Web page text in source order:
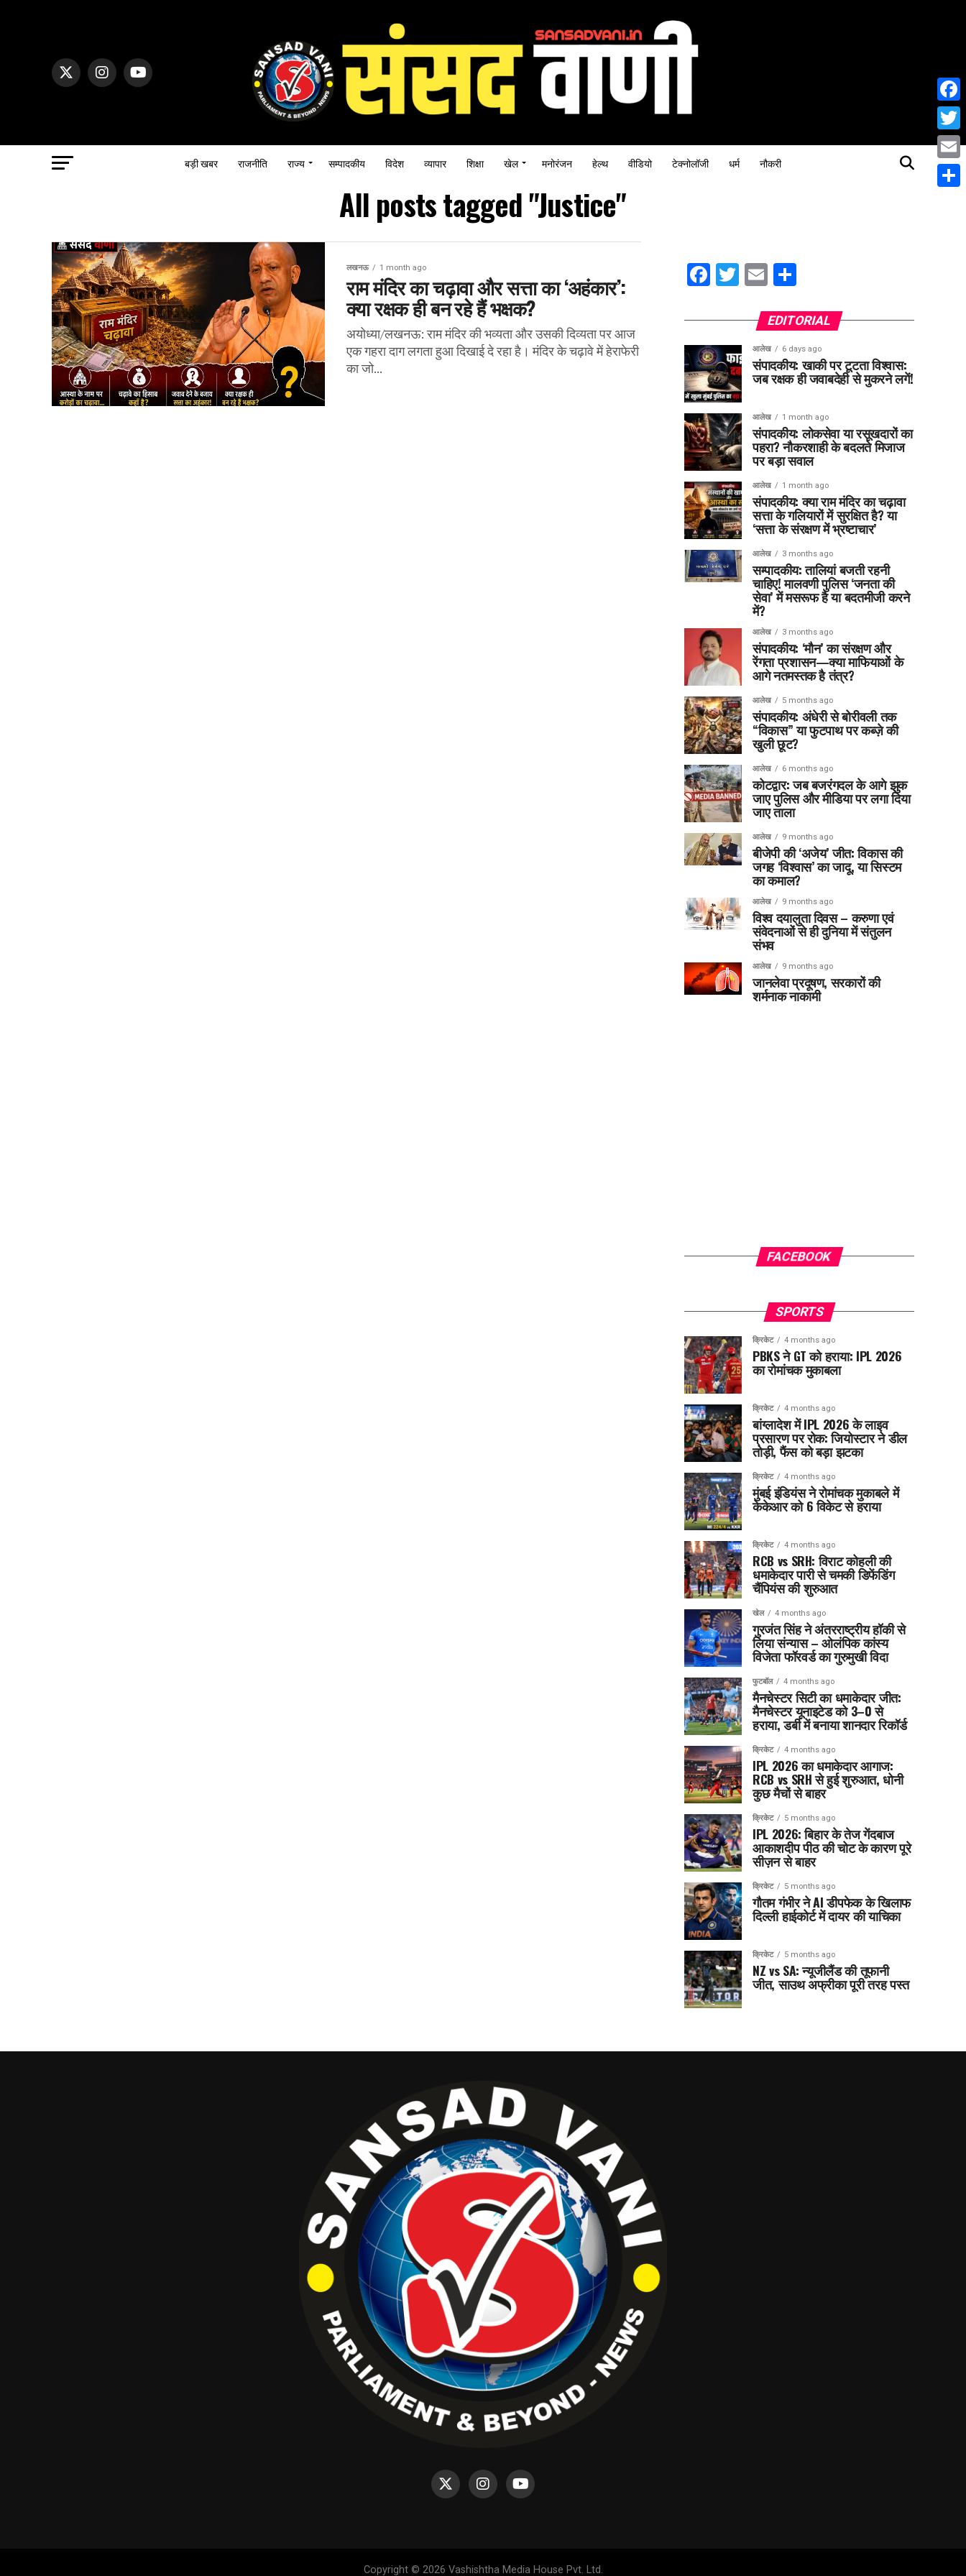
बड़ी खबर राजनीति राज्य सम्पादकीय विदेश व्यापार शिक्षा खेल मनोरंजन हेल्थ वीडियो टेक्नोलॉजी धर्म नौकरी
All posts tagged "Justice"
लखनऊ 1 month ago
राम मंदिर का चढ़ावा और सत्ता का ‘अहंकार’:
क्या रक्षक ही बन रहे हैं भक्षक?
अयोध्या/लखनऊ: राम मंदिर की भव्यता और उसकी दिव्यता पर आज
एक गहरा दाग लगता हुआ दिखाई दे रहा है। मंदिर के चढ़ावे में हेराफेरी
का जो...
Facebook
Twitter
Email
EDITORIAL
आलेख 6 days ago
संपादकीय: खाकी पर टूटता विश्वास:
जब रक्षक ही जवाबदेही से मुकरने लगें!
आलेख 1 month ago
संपादकीय: लोकसेवा या रसूखदारों का
पहरा? नौकरशाही के बदलते मिजाज
पर बड़ा सवाल
आलेख 1 month ago
संपादकीय: क्या राम मंदिर का चढ़ावा
सत्ता के गलियारों में सुरक्षित है? या
‘सत्ता के संरक्षण में भ्रष्टाचार’
आलेख 3 months ago
सम्पादकीय: तालियां बजती रहनी
चाहिए! मालवणी पुलिस ‘जनता की
सेवा’ में मसरूफ है या बदतमीजी करने
में?
आलेख 3 months ago
संपादकीय: ‘मौन’ का संरक्षण और
रेंगता प्रशासन—क्या माफियाओं के
आगे नतमस्तक है तंत्र?
आलेख 5 months ago
संपादकीय: अंधेरी से बोरीवली तक
“विकास” या फुटपाथ पर कब्ज़े की
खुली छूट?
आलेख 6 months ago
कोटद्वार: जब बजरंगदल के आगे झुक
जाए पुलिस और मीडिया पर लगा दिया
जाए ताला
आलेख 9 months ago
बीजेपी की ‘अजेय’ जीत: विकास की
जगह ‘विश्वास’ का जादू, या सिस्टम
का कमाल?
आलेख 9 months ago
विश्व दयालुता दिवस – करुणा एवं
संवेदनाओं से ही दुनिया में संतुलन
संभव
आलेख 9 months ago
जानलेवा प्रदूषण, सरकारों की
शर्मनाक नाकामी
FACEBOOK
SPORTS
क्रिकेट 4 months ago
PBKS ने GT को हराया: IPL 2026
का रोमांचक मुकाबला
क्रिकेट 4 months ago
बांग्लादेश में IPL 2026 के लाइव
प्रसारण पर रोक: जियोस्टार ने डील
तोड़ी, फैंस को बड़ा झटका
क्रिकेट 4 months ago
मुंबई इंडियंस ने रोमांचक मुकाबले में
केकेआर को 6 विकेट से हराया
क्रिकेट 4 months ago
RCB vs SRH: विराट कोहली की
धमाकेदार पारी से चमकी डिफेंडिंग
चैंपियंस की शुरुआत
खेल 4 months ago
गुरजंत सिंह ने अंतरराष्ट्रीय हॉकी से
लिया संन्यास – ओलंपिक कांस्य
विजेता फॉरवर्ड का गुरुमुखी विदा
फुटबॉल 4 months ago
मैनचेस्टर सिटी का धमाकेदार जीत:
मैनचेस्टर यूनाइटेड को 3–0 से
हराया, डर्बी में बनाया शानदार रिकॉर्ड
क्रिकेट 4 months ago
IPL 2026 का धमाकेदार आगाज:
RCB vs SRH से हुई शुरुआत, धोनी
कुछ मैचों से बाहर
क्रिकेट 5 months ago
IPL 2026: बिहार के तेज गेंदबाज
आकाशदीप पीठ की चोट के कारण पूरे
सीज़न से बाहर
क्रिकेट 5 months ago
गौतम गंभीर ने AI डीपफेक के खिलाफ
दिल्ली हाईकोर्ट में दायर की याचिका
क्रिकेट 5 months ago
NZ vs SA: न्यूजीलैंड की तूफानी
जीत, साउथ अफ्रीका पूरी तरह पस्त
Copyright © 2026 Vashishtha Media House Pvt. Ltd.
Email